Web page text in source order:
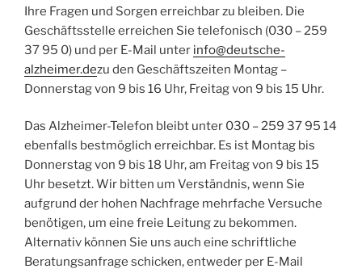
Ihre Fragen und Sorgen erreichbar zu bleiben. Die
Geschäftsstelle erreichen Sie telefonisch (030 – 259
37 95 0) und per E-Mail unter info@deutsche-
alzheimer.dezu den Geschäftszeiten Montag –
Donnerstag von 9 bis 16 Uhr, Freitag von 9 bis 15 Uhr.
Das Alzheimer-Telefon bleibt unter 030 – 259 37 95 14
ebenfalls bestmöglich erreichbar. Es ist Montag bis
Donnerstag von 9 bis 18 Uhr, am Freitag von 9 bis 15
Uhr besetzt. Wir bitten um Verständnis, wenn Sie
aufgrund der hohen Nachfrage mehrfache Versuche
benötigen, um eine freie Leitung zu bekommen.
Alternativ können Sie uns auch eine schriftliche
Beratungsanfrage schicken, entweder per E-Mail